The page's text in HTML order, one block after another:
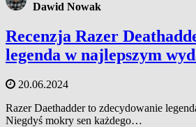
Dawid Nowak
Recenzja Razer
legenda w najlepszym
20.06.2024
Razer Daethadder to zdecydowanie
Niegdyś mokry sen każdego…